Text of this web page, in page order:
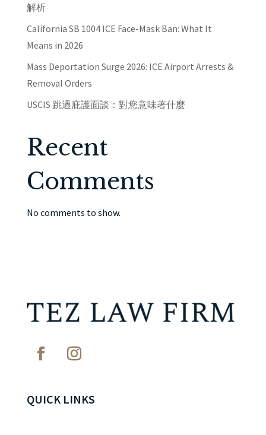
解析
California SB 1004 ICE Face-Mask Ban: What It
Means in 2026
Mass Deportation Surge 2026: ICE Airport Arrests &
Removal Orders
USCIS 跳過庇護面談：對您意味著什麼
Recent
Comments
No comments to show.
QUICK LINKS